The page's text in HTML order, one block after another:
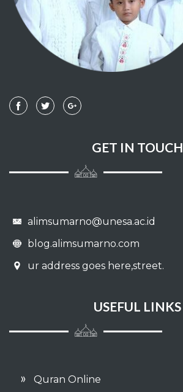
039 - AZ ZUMAR
040 - AL MU'MIN
042 - ASY SYUURA
044 - AD DUKHAAN
046 - AL AHQAAF
047 - MUHAMMAD
049 - AL HUJURAAT
050 - QAAF
GET IN TOUCH
alimsumarno@unesa.ac.id
blog.alimsumarno.com
ur address goes here,street.
USEFUL LINKS
Quran Online